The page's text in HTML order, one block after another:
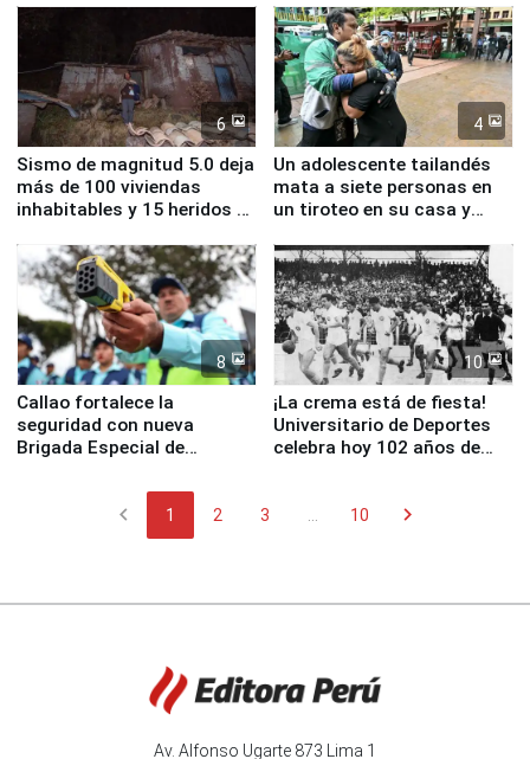
6
Sismo de magnitud 5.0 deja
más de 100 viviendas
inhabitables y 15 heridos en
4
Un adolescente tailandés
mata a siete personas en
un tiroteo en su casa y
8
Callao fortalece la
seguridad con nueva
Brigada Especial de
equipamiento para
10
¡La crema está de fiesta!
Universitario de Deportes
celebra hoy 102 años de
chevron_left 1 2 3 10 chevron_right
Av. Alfonso Ugarte 873 Lima 1